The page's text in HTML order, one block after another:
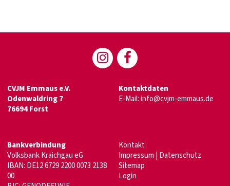
CVJM Emmaus e.V.
Odenwaldring 7
76694 Forst
Kontaktdaten
E-Mail:info@cvjm-emmaus.de
Bankverbindung
Volksbank Kraichgau eG
IBAN: DE12 6729 2200 0073 2138
00
Kontakt
Impressum Datenschutz
Sitemap
Login